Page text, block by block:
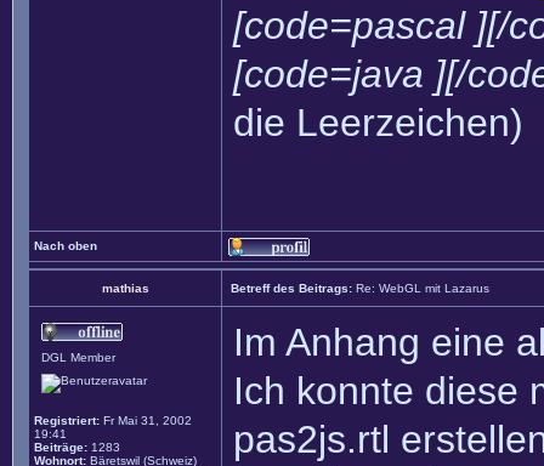
[code=pascal ][/
[code=java ][/
die Leerzeichen)
Nach oben
mathias Betreff des Beitrags: Re: WebGL mit Lazarus
DGL Member
Registriert: Fr Mai 31, 2002
19:41
Beiträge: 1283
Wohnort: Bäretswil (Schweiz)
Im Anhang eine
Ich konnte diese
pas2js.rtl